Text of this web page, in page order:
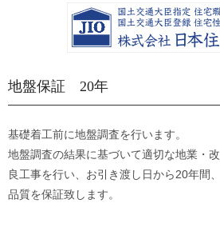
地盤保証 20年
基礎着工前に地盤調査を行います。
地盤調査の結果に基づいて適切な地業・改
良工事を行い、お引き渡し日から20年間、
品質を保証致します。